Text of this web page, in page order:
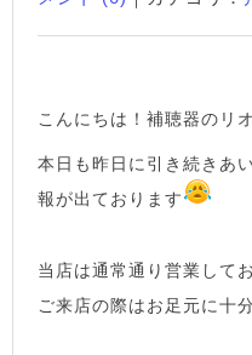
こんにちは！補聴器のリ
本日も昨日に引き続きあ
報が出ております
当店は通常通り営業して
ご来店の際はお足元に十